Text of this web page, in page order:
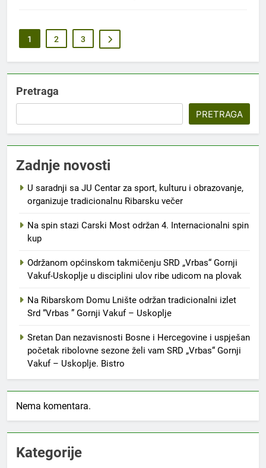
1 2 3
Pretraga
PRETRAGA
Zadnje novosti
U saradnji sa JU Centar za sport, kulturu i obrazovanje,
organizuje tradicionalnu Ribarsku večer
Na spin stazi Carski Most održan 4. Internacionalni spin
kup
Održanom općinskom takmičenju SRD „Vrbas“ Gornji
Vakuf-Uskoplje u disciplini ulov ribe udicom na plovak
Na Ribarskom Domu Lnište održan tradicionalni izlet
Srd “Vrbas ” Gornji Vakuf – Uskoplje
Sretan Dan nezavisnosti Bosne i Hercegovine i uspješan
početak ribolovne sezone želi vam SRD „Vrbas“ Gornji
Vakuf – Uskoplje. Bistro
Nema komentara.
Kategorije